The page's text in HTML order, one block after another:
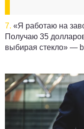
7. «Я работаю на
Получаю 35
выбирая стекло» —